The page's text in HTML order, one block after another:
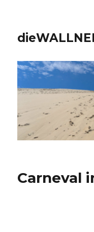
Carneval